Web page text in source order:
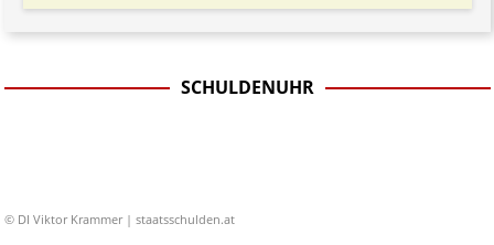
SCHULDENUHR
© DI Viktor Krammer | staatsschulden.at